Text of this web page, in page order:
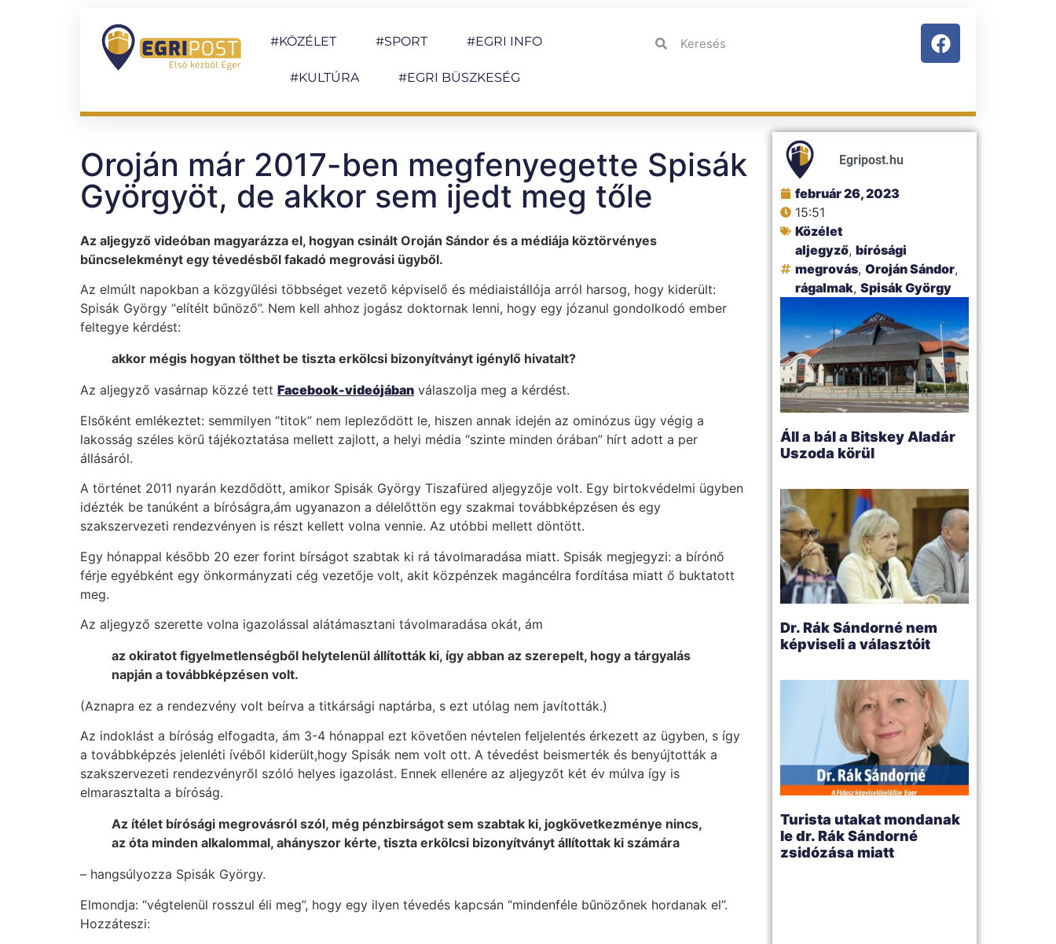
#KÖZÉLET #SPORT #EGRI INFO
#KULTÚRA #EGRI BÜSZKESÉG
Oroján már 2017-ben megfenyegette Spisák
Györgyöt, de akkor sem ijedt meg tőle
Az aljegyző videóban magyarázza el, hogyan csinált Oroján Sándor és a médiája köztörvényes
bűncselekményt egy tévedésből fakadó megrovási ügyből.
Az elmúlt napokban a közgyűlési többséget vezető képviselő és médiaistállója arról harsog, hogy kiderült:
Spisák György “elítélt bűnöző”. Nem kell ahhoz jogász doktornak lenni, hogy egy józanul gondolkodó ember
feltegye kérdést:
akkor mégis hogyan tölthet be tiszta erkölcsi bizonyítványt igénylő hivatalt?
Az aljegyző vasárnap közzé tett Facebook-videójában válaszolja meg a kérdést.
Elsőként emlékeztet: semmilyen “titok” nem lepleződött le, hiszen annak idején az ominózus ügy végig a
lakosság széles körű tájékoztatása mellett zajlott, a helyi média “szinte minden órában” hírt adott a per
állásáról.
A történet 2011 nyarán kezdődött, amikor Spisák György Tiszafüred aljegyzője volt. Egy birtokvédelmi ügyben
idézték be tanúként a bíróságra,ám ugyanazon a délelőttön egy szakmai továbbképzésen és egy
szakszervezeti rendezvényen is részt kellett volna vennie. Az utóbbi mellett döntött.
Egy hónappal később 20 ezer forint bírságot szabtak ki rá távolmaradása miatt. Spisák megjegyzi: a bírónő
férje egyébként egy önkormányzati cég vezetője volt, akit közpénzek magáncélra fordítása miatt ő buktatott
meg.
Az aljegyző szerette volna igazolással alátámasztani távolmaradása okát, ám
az okiratot figyelmetlenségből helytelenül állították ki, így abban az szerepelt, hogy a tárgyalás
napján a továbbképzésen volt.
(Aznapra ez a rendezvény volt beírva a titkársági naptárba, s ezt utólag nem javították.)
Az indoklást a bíróság elfogadta, ám 3-4 hónappal ezt követően névtelen feljelentés érkezett az ügyben, s így
a továbbképzés jelenléti ívéből kiderült,hogy Spisák nem volt ott. A tévedést beismerték és benyújtották a
szakszervezeti rendezvényről szóló helyes igazolást. Ennek ellenére az aljegyzőt két év múlva így is
elmarasztalta a bíróság.
Az ítélet bírósági megrovásról szól, még pénzbirságot sem szabtak ki, jogkövetkezménye nincs,
az óta minden alkalommal, ahányszor kérte, tiszta erkölcsi bizonyítványt állítottak ki számára
– hangsúlyozza Spisák György.
Elmondja: “végtelenül rosszul éli meg”, hogy egy ilyen tévedés kapcsán “mindenféle bűnözőnek hordanak el”.
Hozzáteszi:
Egripost.hu
február 26, 2023
15:51
Közélet
aljegyző,bírósági
megrovás,Oroján Sándor,
rágalmak,Spisák György
Áll a bál a Bitskey Aladár
Uszoda körül
Dr. Rák Sándorné nem
képviseli a választóit
Turista utakat mondanak
le dr. Rák Sándorné
zsidózása miatt